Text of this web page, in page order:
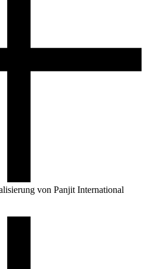
von Panjit International